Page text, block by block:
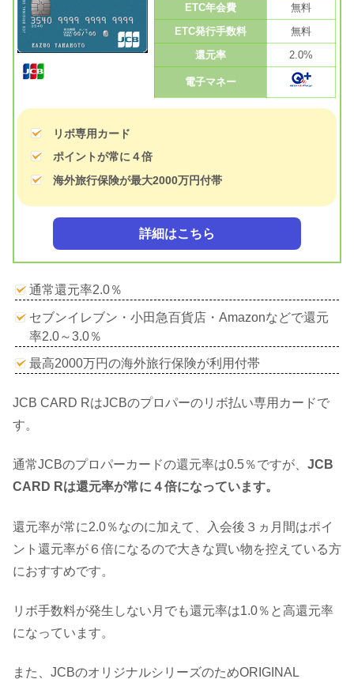
ETC年会費
無料
ETC発行手数料
無料
還元率
2.0%
電子マネー
リボ専用カード
ポイントが常に４倍
海外旅行保険が最大2000万円付帯
詳細はこちら
通常還元率2.0％
セブンイレブン・小田急百貨店・Amazonなどで還元
率2.0～3.0％
最高2000万円の海外旅行保険が利用付帯
JCB CARD RはJCBのプロパーのリボ払い専用カードで
す。
通常JCBのプロパーカードの還元率は0.5％ですが、 JCB
CARD Rは還元率が常に４倍になっています。
還元率が常に2.0％なのに加えて、入会後３ヵ月間はポイ
ント還元率が６倍になるので大きな買い物を控えている方
におすすめです。
リボ手数料が発生しない月でも還元率は1.0％と高還元率
になっています。
また、JCBのオリジナルシリーズのためORIGINAL